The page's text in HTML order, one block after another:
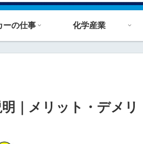
ーの仕事 化学産業
｜メリット・デメリ